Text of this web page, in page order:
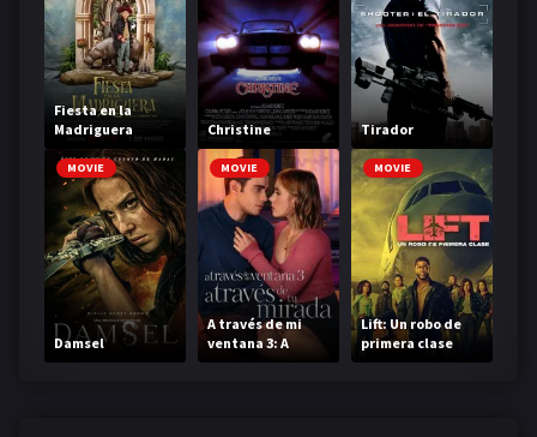
Fiesta en la
Madriguera
Christine Tirador
MOVIE
Damsel
MOVIE
A través de mi
ventana 3: A
través de tu
MOVIE
Lift: Un robo de
primera clase